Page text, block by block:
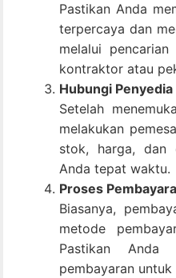
Pastikan Anda
terpercaya dan
melalui
kontraktor atau
Hubungi Penyedia
Setelah
melakukan
stok, harga, dan
Anda tepat waktu.
Proses
Biasanya,
metode
Pastikan Anda
pembayaran